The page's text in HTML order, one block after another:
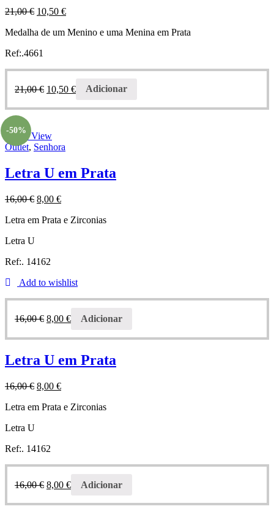
21,00€ 10,50 €
Medalha de um Menino e uma Menina em Prata
Ref:.4661
21,00€ 10,50 € Adicionar
-50%
Quick View
Outlet, Senhora
Letra U em Prata
16,00€ 8,00 €
Letra em Prata e Zirconias
Letra U
Ref:. 14162
Add to wishlist
16,00€ 8,00 € Adicionar
Letra U em Prata
16,00€ 8,00 €
Letra em Prata e Zirconias
Letra U
Ref:. 14162
16,00€ 8,00 € Adicionar